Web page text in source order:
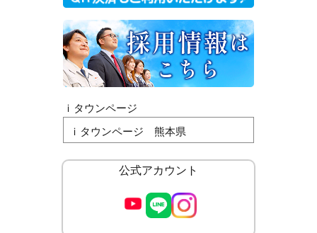
ｉタウンページ
ｉタウンページ 熊本県
公式アカウント